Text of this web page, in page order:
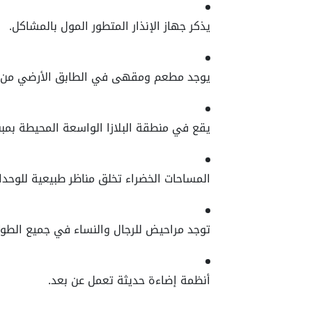
يذكر جهاز الإنذار المتطور المول بالمشاكل.
يوجد مطعم ومقهى في الطابق الأرضي من
يقع في منطقة البلازا الواسعة المحيطة
المساحات الخضراء تخلق مناظر طبيعية
توجد مراحيض للرجال والنساء في جميع
أنظمة إضاءة حديثة تعمل عن بعد.